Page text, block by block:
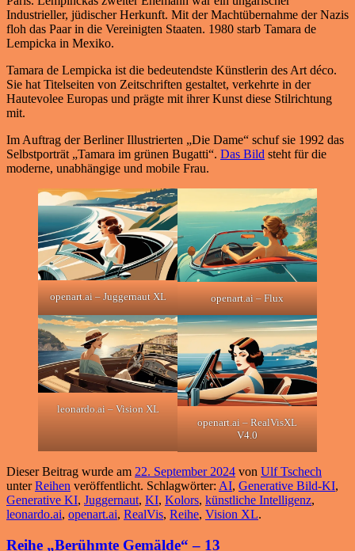
Industrieller, jüdischer Herkunft. Mit der Machtübernahme der Nazis
floh das Paar in die Vereinigten Staaten. 1980 starb Tamara de
Lempicka in Mexiko.
Tamara de Lempicka ist die bedeutendste Künstlerin des Art déco.
Sie hat Titelseiten von Zeitschriften gestaltet, verkehrte in der
Hautevolee Europas und prägte mit ihrer Kunst diese Stilrichtung
mit.
Im Auftrag der Berliner Illustrierten „Die Dame“ schuf sie 1992 das
Selbstporträt „Tamara im grünen Bugatti“. Das Bild steht für die
moderne, unabhängige und mobile Frau.
openart.ai – Juggernaut XL openart.ai – Flux
leonardo.ai – Vision XL
openart.ai – RealVisXL
V4.0
Dieser Beitrag wurde am 22. September 2024 von Ulf Tschech
unterReihen veröffentlicht. Schlagwörter: AI, Generative Bild-KI,
Generative KI, Juggernaut, KI, Kolors, künstliche Intelligenz,
leonardo.ai, openart.ai, RealVis, Reihe, Vision XL.
Reihe „Berühmte Gemälde“ – 13